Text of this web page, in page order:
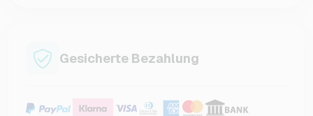
Gesicherte Bezahlung